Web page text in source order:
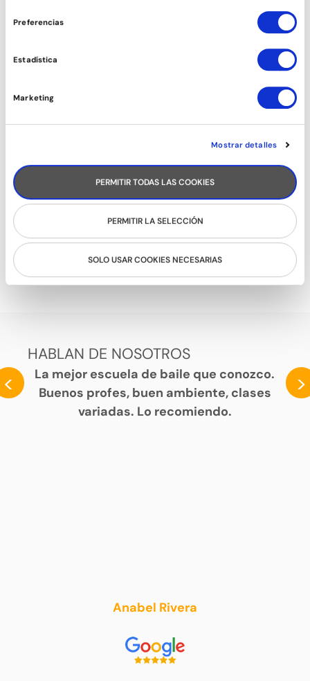
Preferencias
Estadística
Marketing
Mostrar detalles
PERMITIR TODAS LAS COOKIES
PERMITIR LA SELECCIÓN
SOLO USAR COOKIES NECESARIAS
AFROBRASILEÑO
HABLAN DE NOSOTROS
<
La mejor escuela de baile que conozco.
Buenos profes, buen ambiente, clases
variadas. Lo recomiendo.
Anabel Rivera
>